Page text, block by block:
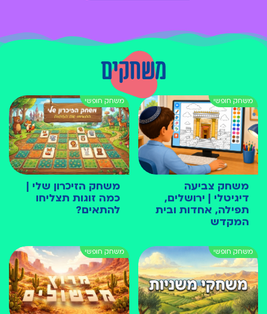
משחקים
משחק צביעה
דיגיטלי | ירושלים,
תפילה, אחדות ובית
המקדש
משחק הזיכרון שלי |
כמה זוגות תצליחו
להתאים?